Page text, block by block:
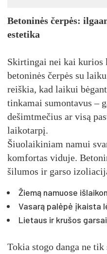
Betoninės čerpės:
estetika
Skirtingai nei kai kurios
betoninės čerpės su
reiškia, kad laikui
tinkamai sumontavus –
dešimtmečius ar visą
laikotarpį.
Šiuolaikiniam namui
komfortas viduje.
šilumos ir garso
Žiemą namuose
Vasarą palėpė įkaista
Lietaus ir krušos
Tokia stogo danga ne